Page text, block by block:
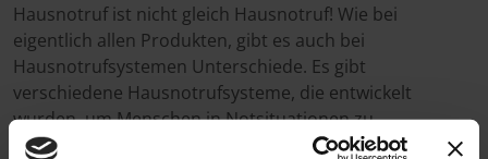
Hausnotruf ist nicht gleich Hausnotruf! Wie bei
eigentlich allen Produkten, gibt es auch bei
Hausnotrufsystemen Unterschiede. Es gibt
verschiedene Hausnotrufsysteme, die entwickelt
wurden, um Menschen in Notsituationen zu
unterstützen und schnelle Hilfe zu gewährleisten. Hier